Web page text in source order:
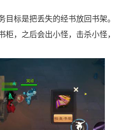
标是把丢失的经书放回书架。
，之后会出小怪，击杀小怪，